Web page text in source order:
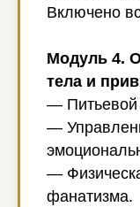
Включено
Модуль 4.
тела и
— Питьевой
—
—
фанатизма.